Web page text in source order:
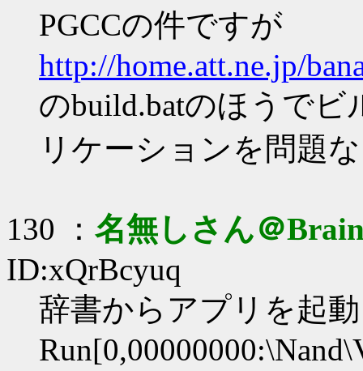
PGCCの件ですが
http://home.att.ne.jp/
のbuild.batのほうで
リケーションを問題
130 ： 名無しさん＠
ID:xQrBcyuq
辞書からアプリを起